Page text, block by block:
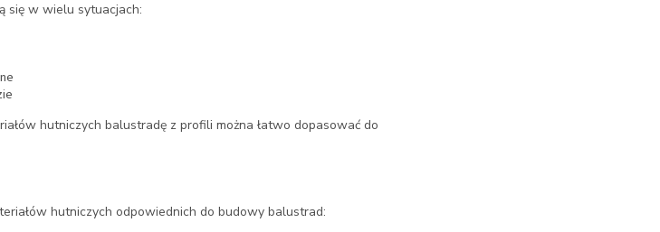
się w wielu sytuacjach:
hutniczych balustradę z profili można łatwo dopasować do
hutniczych odpowiednich do budowy balustrad: